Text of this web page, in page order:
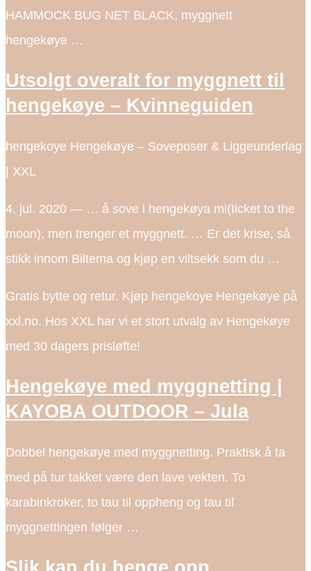
HAMMOCK BUG NET BLACK, myggnett
hengekøye …
Utsolgt overalt for myggnett til
hengekøye – Kvinneguiden
hengekoye Hengekøye – Soveposer & Liggeunderlag
| XXL
4. jul. 2020 — … å sove i hengekøya mi(ticket to the
moon), men trenger et myggnett. … Er det krise, så
stikk innom Biltema og kjøp en viltsekk som du …
Gratis bytte og retur. Kjøp hengekoye Hengekøye på
xxl.no. Hos XXL har vi et stort utvalg av Hengekøye
med 30 dagers prisløfte!
Hengekøye med myggnetting |
KAYOBA OUTDOOR – Jula
Dobbel hengekøye med myggnetting. Praktisk å ta
med på tur takket være den lave vekten. To
karabinkroker, to tau til oppheng og tau til
myggnettingen følger …